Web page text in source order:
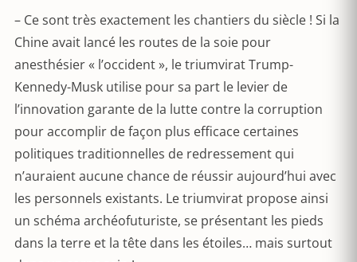
– Ce sont très exactement les chantiers du siècle ! Si la
Chine avait lancé les routes de la soie pour
anesthésier « l’occident », le triumvirat Trump-
Kennedy-Musk utilise pour sa part le levier de
l’innovation garante de la lutte contre la corruption
pour accomplir de façon plus efficace certaines
politiques traditionnelles de redressement qui
n’auraient aucune chance de réussir aujourd’hui avec
les personnels existants. Le triumvirat propose ainsi
un schéma archéofuturiste, se présentant les pieds
dans la terre et la tête dans les étoiles… mais surtout